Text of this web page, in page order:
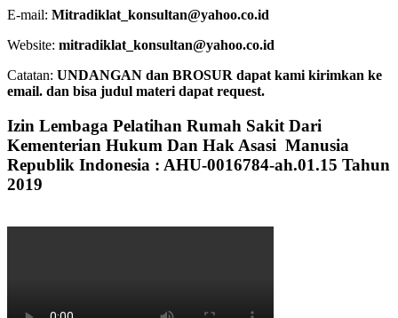
E-mail: Mitradiklat_konsultan@yahoo.co.id
Website: mitradiklat_konsultan@yahoo.co.id
Catatan: UNDANGAN dan BROSUR dapat kami kirimkan ke
email. dan bisa judul materi dapat request.
Izin Lembaga Pelatihan Rumah Sakit Dari
Kementerian Hukum Dan Hak Asasi Manusia
Republik Indonesia : AHU-0016784-ah.01.15 Tahun
2019